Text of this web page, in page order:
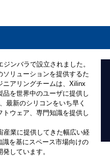
ンバラで設立されました。
リューションを提供するた
アリングチームは、Xilinx
を世界中のユーザに提供し
最新のシリコンをいち早く
ウェア、専門知識を提供し
産業に提供してきた幅広い経
を基にスペース市場向けの
しています。